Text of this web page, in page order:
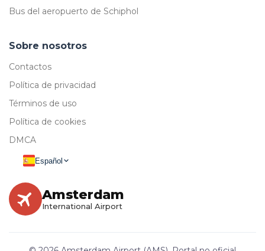
Bus del aeropuerto de Schiphol
Sobre nosotros
Contactos
Política de privacidad
Términos de uso
Política de cookies
DMCA
Español
Amsterdam
International Airport